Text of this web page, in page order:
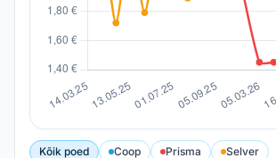
Kõik poed Coop Prisma Selver